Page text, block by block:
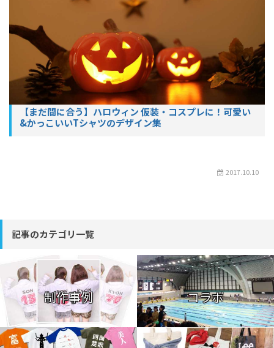
【まだ間に合う】ハロウィン 仮装・コスプレに！可愛い
&かっこいいTシャツのデザイン集
2017.10.10
記事のカテゴリ一覧
制作事例 コラボ